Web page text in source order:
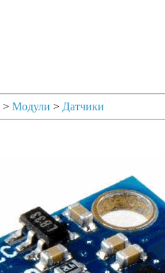
> Модули > Датчики